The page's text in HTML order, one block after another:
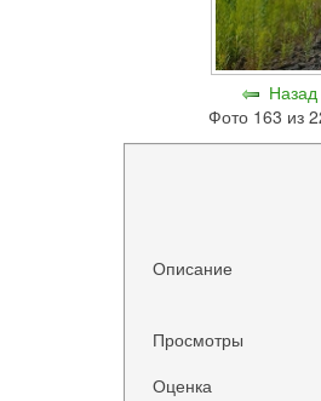
Назад
Фото 163 из
Описание
Просмотры
Оценка